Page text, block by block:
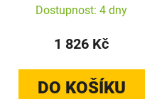
Dostupnost: 4 dny
1 826 Kč
DO KOŠÍKU